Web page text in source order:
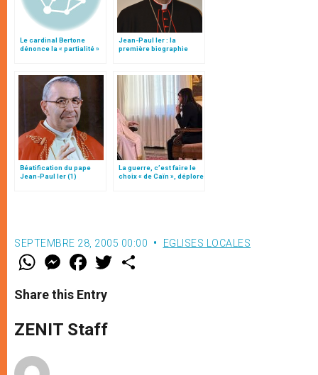
Le cardinal Bertone
dénonce la « partialité »
Jean-Paul Ier : la
première biographie
Béatification du pape
Jean-Paul Ier (1)
La guerre, c’est faire le
choix « de Caïn », déplore
SEPTEMBRE 28, 2005 00:00 EGLISES LOCALES
W
t
s
p
p
M
e
s
e
g
e
F
a
e
b
o
k
w
Share this Entry
ZENIT Staff